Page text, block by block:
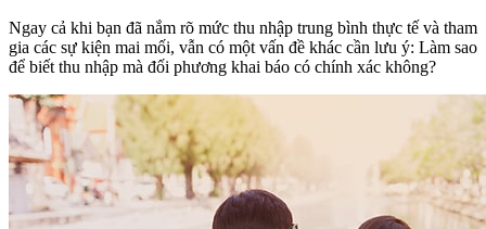
Ngay cả khi bạn đã nắm rõ mức thu nhập trung bình thực tế và tham
gia các sự kiện mai mối, vẫn có một vấn đề khác cần lưu ý: Làm sao
để biết thu nhập mà đối phương khai báo có chính xác không?